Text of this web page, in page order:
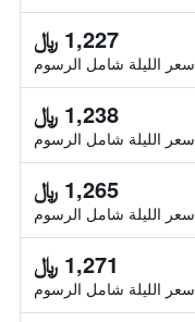
1,227 ﷼
سعر الليلة شامل الرسوم
1,238 ﷼
سعر الليلة شامل الرسوم
1,265 ﷼
سعر الليلة شامل الرسوم
1,271 ﷼
سعر الليلة شامل الرسوم